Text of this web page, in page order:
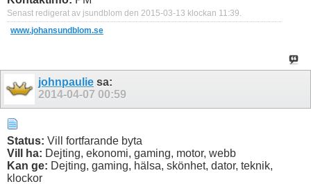
Senast redigerat av jsundblom den 2015-03-13 klockan 11:39.
www.johansundblom.se
johnpaulie sa:
2014-04-07 00:59
Status: Vill fortfarande byta
Vill ha: Dejting, ekonomi, gaming, motor, webb
Kan ge: Dejting, gaming, hälsa, skönhet, dator, teknik,
klockor